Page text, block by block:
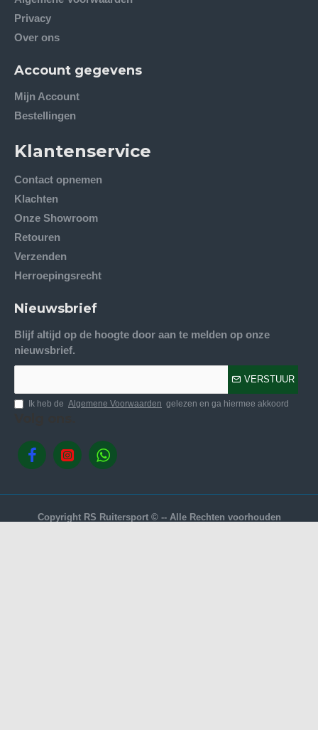
Privacy
Over ons
Account gegevens
Mijn Account
Bestellingen
Klantenservice
Contact opnemen
Klachten
Onze Showroom
Retouren
Verzenden
Herroepingsrecht
Nieuwsbrief
Blijf altijd op de hoogte door aan te melden op onze
nieuwsbrief.
VERSTUUR
Ik heb de Algemene Voorwaarden gelezen en ga hiermee akkoord
Copyright RS Ruitersport © -- Alle Rechten voorhouden